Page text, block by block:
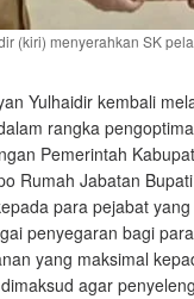
(kiri) menyerahkan SK
Yulhaidir kembali
rangka
Pemerintah
Rumah Jabatan
para pejabat
penyegaran bagi
yang maksimal
agar